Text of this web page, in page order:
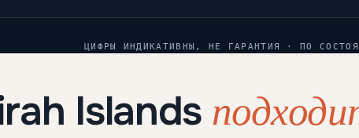
ЦИФРЫ ИНДИКАТИВНЫ, НЕ ГАРАНТИЯ · ПО
Islands